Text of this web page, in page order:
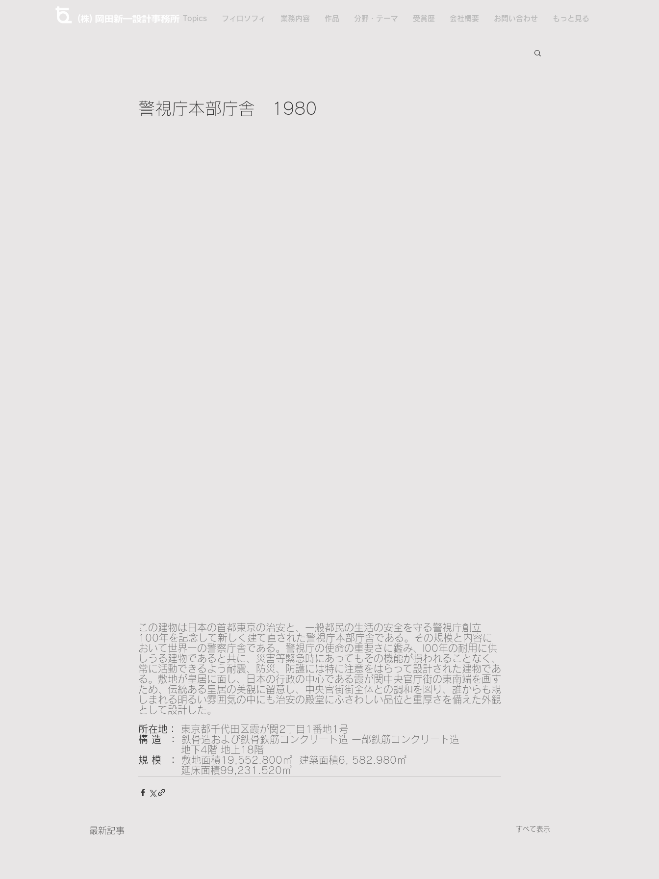
Topics フィロソフィ 業務内容 作品 分野・テーマ 受賞歴 会社概要 お問い合わせ もっと見る
警視庁本部庁舎 1980
この建物は日本の首都東京の治安と、一般都民の生活の安全を守る警視庁創立
100年を記念して新しく建て直された警視庁本部庁舎である。その規模と内容に
おいて世界ーの警察庁舎である。警視庁の使命の重要さに鑑み、l00年の耐用に供
しうる建物であると共に、災害等緊急時にあってもその機能が損われることなく、
常に活動できるよう耐震、防災、防護には特に注意をはらって設計された建物であ
る。敷地が皇居に面し、日本の行政の中心である霞が関中央官庁街の東南端を画す
ため、伝統ある皇居の美観に留意し、中央官街街全体との調和を図り、誰からも親
しまれる明るい雰囲気の中にも治安の殿堂にふさわしい品位と重厚さを備えた外観
として設計した。
所在地：
東京都千代田区霞が関2丁目1番地1号
構 造  ： 鉄骨造および鉄骨鉄筋コンクリー卜造 一部鉄筋コンクリート造
地下4階 地上18階
規 模  ： 敷地面積19,552.800㎡  建築面積6, 582.980㎡
延床面積99,231.520㎡
最新記事 すべて表示